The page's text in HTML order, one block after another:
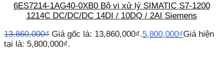
6ES7214-1AG40-0XB0 Bộ vi xử lý SIMATIC S7-1200
1214C DC/DC/DC 14DI / 10DQ / 2AI Siemens
13,860,000₫ Giá gốc là: 13,860,000₫.5,800,000₫Giá hiện
tại là: 5,800,000₫.